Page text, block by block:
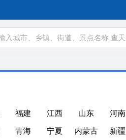
福建 江西 山东 河南
青海 宁夏 内蒙古 新疆